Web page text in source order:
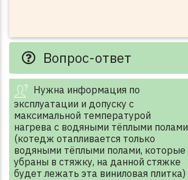
Вопрос-ответ
Нужна информация по
эксплуатации и допуску с
максимальной температурой
нагрева с водяными тёплыми полами
(котедж отапливается только
водяными тёплыми полами, которые
убраны в стяжку, на данной стяжке
будет лежать эта виниловая плитка)